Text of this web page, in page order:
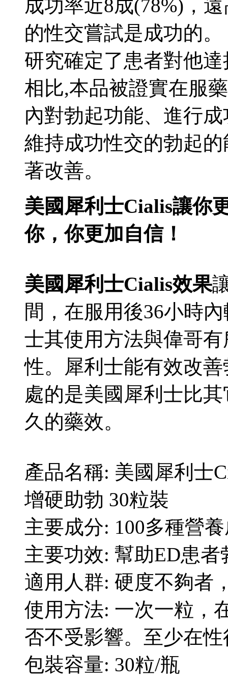
成功率近8成(78%)，
的性交嘗試是成功的
研究確定了患者對他
相比,本品被證實在服
內對勃起功能、進行
維持成功性交的勃起
著改善。
美國犀利士Cialis讓你
你，你更加自信！
美國犀利士Cialis效果
間，在服用後36小時
士其使用方法與偉哥
性。犀利士能有效改
處的是美國犀利士比
久的藥效。
產品名稱: 美國犀利士
增硬助勃 30粒裝
主要成分: 100多種營
主要功效: 幫助ED患
適用人群: 硬度不夠者
使用方法: 一次一粒，
否不受影響。至少在
包裝容量: 30粒/瓶